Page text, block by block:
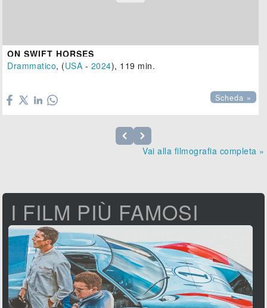
ON SWIFT HORSES
Drammatico, (USA - 2024), 119 min.
Scheda »
Vai alla filmografia completa »
I FILM PIÙ FAMOSI